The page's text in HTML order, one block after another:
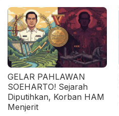
GELAR PAHLAWAN
SOEHARTO! Sejarah
Diputihkan, Korban HAM
Menjerit